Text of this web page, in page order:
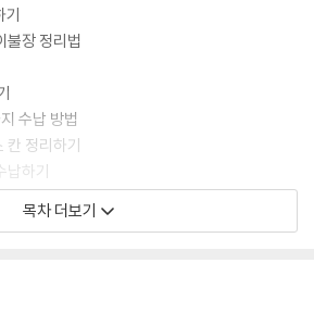
기
불장 정리법
수납 방법
칸 정리하기
납하기
포장 완충제
목차 더보기